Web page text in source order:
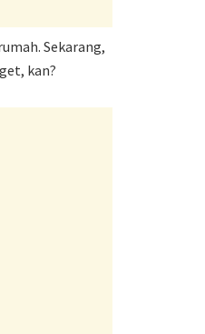
Sekarang,
kan?